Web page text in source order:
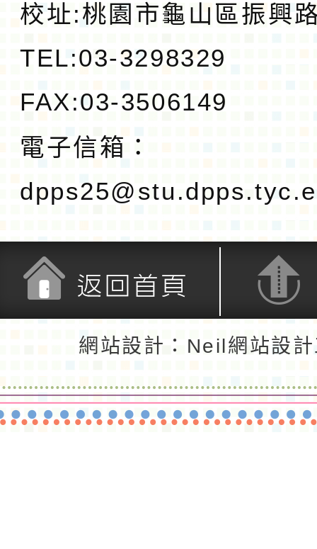
校址:桃園市龜山區振興
TEL:03-3298329
FAX:03-3506149
電子信箱：
返回頂端
網站設計：Neil網站設